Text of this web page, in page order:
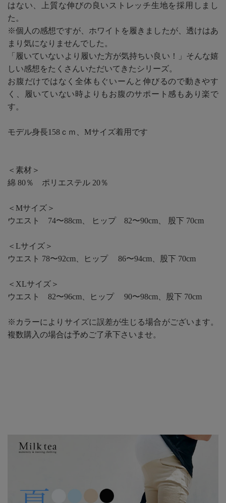
はない、上質な伸びの良いストレッチ生地を採用しまし
た。
※個人の感想ですが、ホワイトを履きましたが、透けはあ
まり気になりませんでした。
「履いていないより履いた方が気持ちい良い！」そんな嬉
しい感想をたくさんいただいてきたシリーズ。
お腹だけではなく全体もぐいーんと伸びるので動きやす
く、履いていない時よりもお腹のサポート感もあり楽で
す。
モデル身長158ｃｍ、Mサイズ着用です
＜素材＞
綿 80％ ポリエステル 20％
＜Mサイズ＞
ウエスト 74〜88cm、 ヒップ 82〜90cm、 股下 70cm
＜Lサイズ＞
ウエスト 78〜92cm、ヒップ 86〜94cm、股下 70cm
＜XLサイズ＞
ウエスト 82〜96cm、ヒップ 90〜98cm、股下 70cm
※カラーによりサイズに誤差が生じる場合がございます。
複数購入の場合は予めご了承下さいませ。